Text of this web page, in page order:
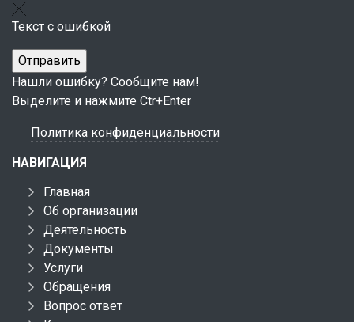
Текст с ошибкой
Нашли ошибку? Сообщите нам!
Выделите и нажмите Ctr+Enter
Политика конфиденциальности
НАВИГАЦИЯ
Главная
Об организации
Деятельность
Документы
Услуги
Обращения
Вопрос ответ